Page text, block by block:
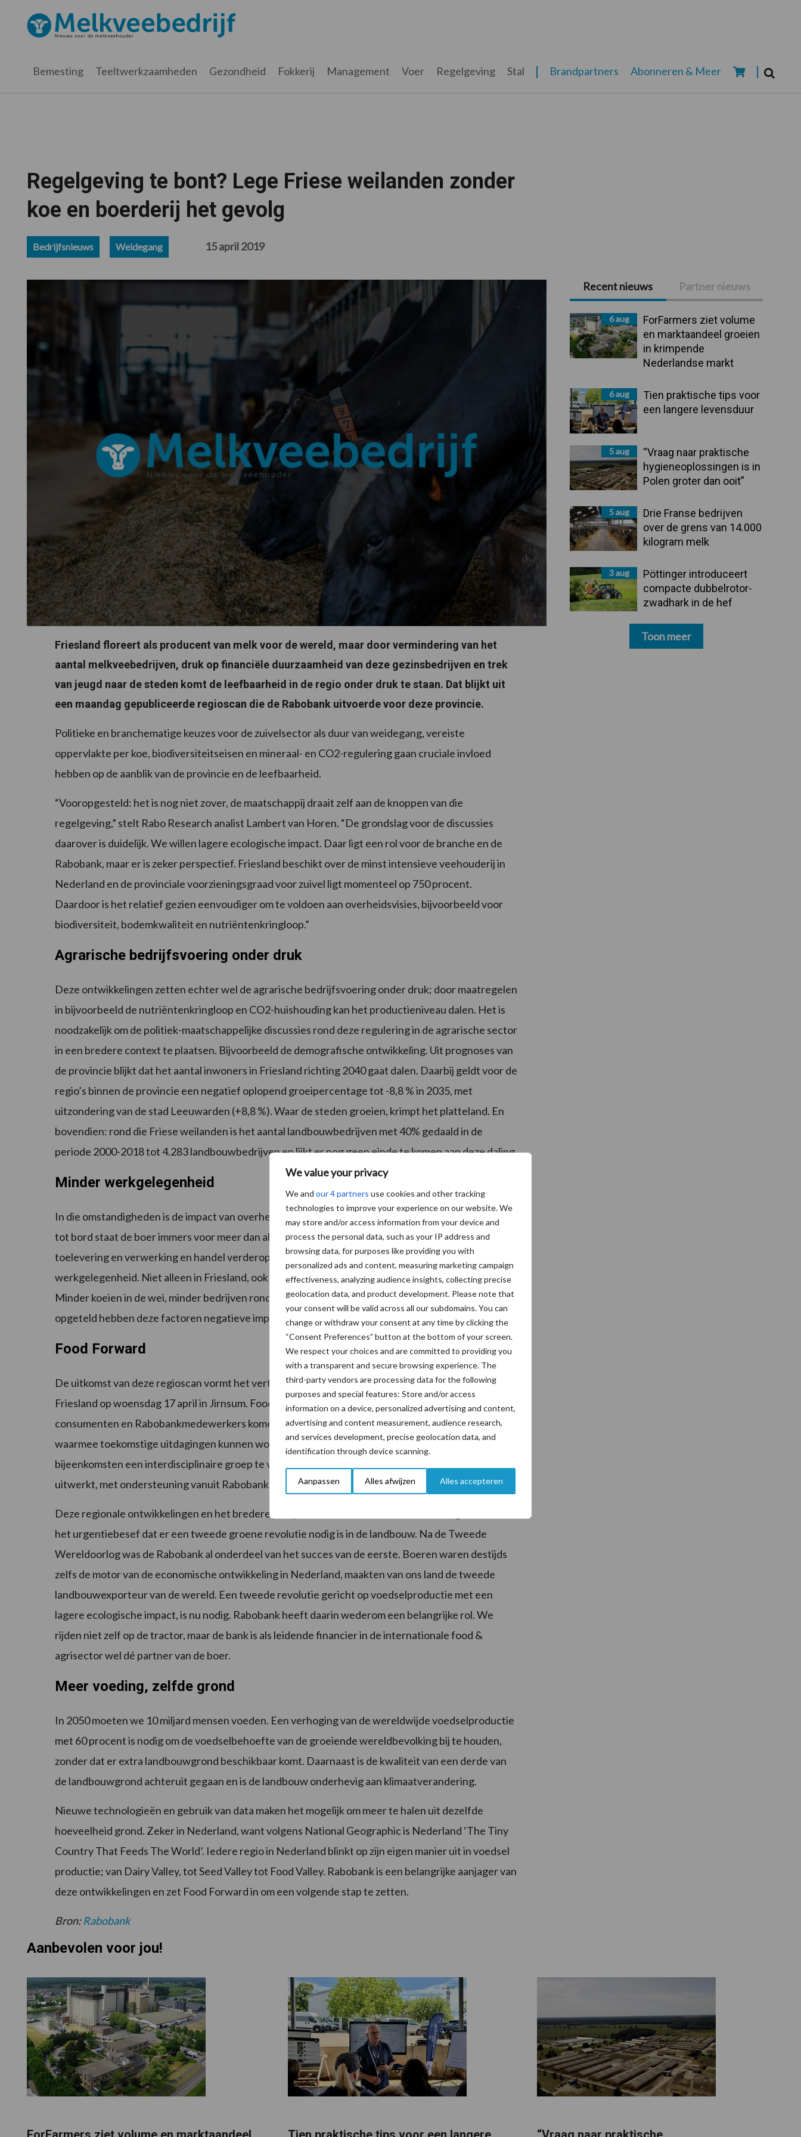
We value your privacy
We and our 4 partners use cookies and other tracking
technologies to improve your experience on our website. We
may store and/or access information from your device and
process the personal data, such as your IP address and
browsing data, for purposes like providing you with
personalized ads and content, measuring marketing campaign
effectiveness, analyzing audience insights, collecting precise
geolocation data, and product development. Please note that
your consent will be valid across all our subdomains. You can
change or withdraw your consent at any time by clicking the
“Consent Preferences” button at the bottom of your screen.
We respect your choices and are committed to providing you
with a transparent and secure browsing experience. The
third-party vendors are processing data for the following
purposes and special features: Store and/or access
information on a device, personalized advertising and content,
advertising and content measurement, audience research,
and services development, precise geolocation data, and
identification through device scanning.
Aanpassen Alles afwijzen Alles accepteren
hoofdnavigatie
hoofd
eerste
voettekst
Melkveebedrijf.nl
Bemesting Teeltwerkzaamheden Gezondheid Fokkerij Management Voer Regelgeving Stal Brandpartners Abonneren & Meer
Regelgeving te bont? Lege Friese weilanden zonder
koe en boerderij het gevolg
Bedrijfsnieuws Weidegang 15 april 2019
Friesland floreert als producent van melk voor de wereld, maar door vermindering van het
aantal melkveebedrijven, druk op financiële duurzaamheid van deze gezinsbedrijven en trek
van jeugd naar de steden komt de leefbaarheid in de regio onder druk te staan. Dat blijkt uit
een maandag gepubliceerde regioscan die de Rabobank uitvoerde voor deze provincie.
Politieke en branchematige keuzes voor de zuivelsector als duur van weidegang, vereiste
oppervlakte per koe, biodiversiteitseisen en mineraal- en CO2-regulering gaan cruciale invloed
hebben op de aanblik van de provincie en de leefbaarheid.
“Vooropgesteld: het is nog niet zover, de maatschappij draait zelf aan de knoppen van die
regelgeving,” stelt Rabo Research analist Lambert van Horen. “De grondslag voor de discussies
daarover is duidelijk. We willen lagere ecologische impact. Daar ligt een rol voor de branche en de
Rabobank, maar er is zeker perspectief. Friesland beschikt over de minst intensieve veehouderij in
Nederland en de provinciale voorzieningsgraad voor zuivel ligt momenteel op 750 procent.
Daardoor is het relatief gezien eenvoudiger om te voldoen aan overheidsvisies, bijvoorbeeld voor
biodiversiteit, bodemkwaliteit en nutriëntenkringloop.”
Agrarische bedrijfsvoering onder druk
Deze ontwikkelingen zetten echter wel de agrarische bedrijfsvoering onder druk; door maatregelen
in bijvoorbeeld de nutriëntenkringloop en CO2-huishouding kan het productieniveau dalen. Het is
noodzakelijk om de politiek-maatschappelijke discussies rond deze regulering in de agrarische sector
in een bredere context te plaatsen. Bijvoorbeeld de demografische ontwikkeling. Uit prognoses van
de provincie blijkt dat het aantal inwoners in Friesland richting 2040 gaat dalen. Daarbij geldt voor de
regio’s binnen de provincie een negatief oplopend groeipercentage tot -8,8 % in 2035, met
uitzondering van de stad Leeuwarden (+8,8 %). Waar de steden groeien, krimpt het platteland. En
bovendien: rond die Friese weilanden is het aantal landbouwbedrijven met 40% gedaald in de
periode 2000-2018 tot 4.283 landbouwbedrijven en lijkt er nog geen einde te komen aan deze daling.
Minder werkgelegenheid
In die omstandigheden is de impact van overheidsmaatregelen verstrekkend: in de keten van boer
tot bord staat de boer immers voor meer dan alleen zijn eigen productie. Hij staat voor drie banen in
toelevering en verwerking en handel verderop in de keten. Minder productie, is minder
werkgelegenheid. Niet alleen in Friesland, ook in en buiten Nederland kunnen we dat merken.
Minder koeien in de wei, minder bedrijven rondom de Friese kernen, bevolkingskrimp en stedentrek:
opgeteld hebben deze factoren negatieve impact op de leefbaarheid van het Friese platteland.
Food Forward
De uitkomst van deze regioscan vormt het vertrekpunt voor de Food Forward-bijeenkomst in
Friesland op woensdag 17 april in Jirnsum. Food & agri-ondernemers, overheden, onderzoekers,
consumenten en Rabobankmedewerkers komen dan bijeen om gezamenlijk stappen te zetten
waarmee toekomstige uitdagingen kunnen worden getackeld. Het is de intentie om vanuit die serie
bijeenkomsten een interdisciplinaire groep te vormen die hun oplossing in een paar maanden verder
uitwerkt, met ondersteuning vanuit Rabobank.
Deze regionale ontwikkelingen en het bredere perspectief van het wereldvoedselvraagstuk voeden
het urgentiebesef dat er een tweede groene revolutie nodig is in de landbouw. Na de Tweede
Wereldoorlog was de Rabobank al onderdeel van het succes van de eerste. Boeren waren destijds
zelfs de motor van de economische ontwikkeling in Nederland, maakten van ons land de tweede
landbouwexporteur van de wereld. Een tweede revolutie gericht op voedselproductie met een
lagere ecologische impact, is nu nodig. Rabobank heeft daarin wederom een belangrijke rol. We
rijden niet zelf op de tractor, maar de bank is als leidende financier in de internationale food &
agrisector wel dé partner van de boer.
Meer voeding, zelfde grond
In 2050 moeten we 10 miljard mensen voeden. Een verhoging van de wereldwijde voedselproductie
met 60 procent is nodig om de voedselbehoefte van de groeiende wereldbevolking bij te houden,
zonder dat er extra landbouwgrond beschikbaar komt. Daarnaast is de kwaliteit van een derde van
de landbouwgrond achteruit gegaan en is de landbouw onderhevig aan klimaatverandering.
Nieuwe technologieën en gebruik van data maken het mogelijk om meer te halen uit dezelfde
hoeveelheid grond. Zeker in Nederland, want volgens National Geographic is Nederland ‘The Tiny
Country That Feeds The World’. Iedere regio in Nederland blinkt op zijn eigen manier uit in voedsel
productie; van Dairy Valley, tot Seed Valley tot Food Valley. Rabobank is een belangrijke aanjager van
deze ontwikkelingen en zet Food Forward in om een volgende stap te zetten.
Bron:Rabobank
Primaire
Sidebar
Recent nieuws Partner nieuws
6 aug
ForFarmers ziet volume
en marktaandeel groeien
in krimpende
Nederlandse markt
6 aug
Tien praktische tips voor
een langere levensduur
5 aug
“Vraag naar praktische
hygieneoplossingen is in
Polen groter dan ooit”
5 aug
Drie Franse bedrijven
over de grens van 14.000
kilogram melk
3 aug
Pöttinger introduceert
compacte dubbelrotor-
zwadhark in de hef
Toon meer
Aanbevolen voor jou!